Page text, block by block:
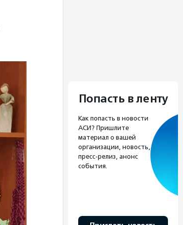
Попасть в ленту
Как попасть в новости
АСИ? Пришлите
материал о вашей
организации, новость,
пресс-релиз, анонс
события.